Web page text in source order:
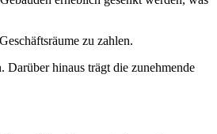
zu zahlen.
hinaus trägt die zunehmende